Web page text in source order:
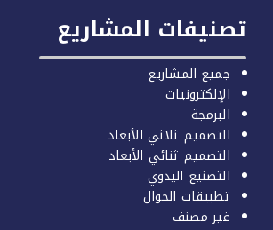
المشاريع
جميع المشاريع
الإلكترونيات
البرمجة
التصميم ثلاثي الأبعاد
التصميم ثنائي الأبعاد
التصنيع اليدوي
تطبيقات الجوال
غير مصنف